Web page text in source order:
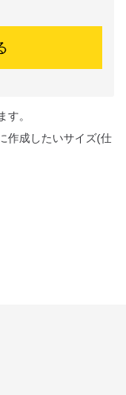
。
作成したいサイズ(仕